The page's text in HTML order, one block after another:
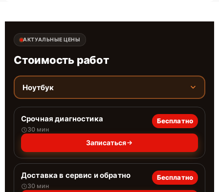
АКТУАЛЬНЫЕ ЦЕНЫ
Стоимость работ
Ноутбук
Срочная диагностика
30 мин
Бесплатно
Записаться
Доставка в сервис и обратно
30 мин
Бесплатно